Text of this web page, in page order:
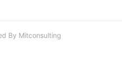
By Mitconsulting